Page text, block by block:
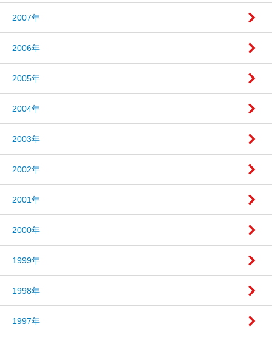
2007年
2006年
2005年
2004年
2003年
2002年
2001年
2000年
1999年
1998年
1997年